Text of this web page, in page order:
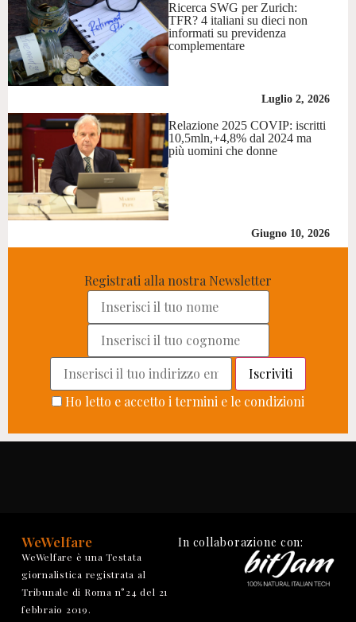
Ricerca SWG per Zurich:
TFR? 4 italiani su dieci non
informati su previdenza
complementare
Luglio 2, 2026
Relazione 2025 COVIP: iscritti
10,5mln,+4,8% dal 2024 ma
più uomini che donne
Giugno 10, 2026
Registrati alla nostra Newsletter
Ho letto e accetto i termini e le condizioni
WeWelfare
WeWelfare è una Testata
giornalistica registrata al
Tribunale di Roma n°24 del 21
febbraio 2019.
In collaborazione con: